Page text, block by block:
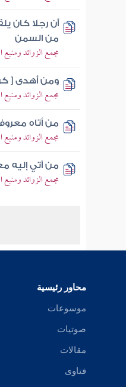
أن رجلا كان
من السمن
مجمع الزوائد ومنبع
ومن أهدى [
مجمع الزوائد
من أتاه
مجمع الزوائد
من أتي إليه
مجمع الزوائد
محاور رئيسية
موسوعات
صوتيات
مقالات
فتاوى